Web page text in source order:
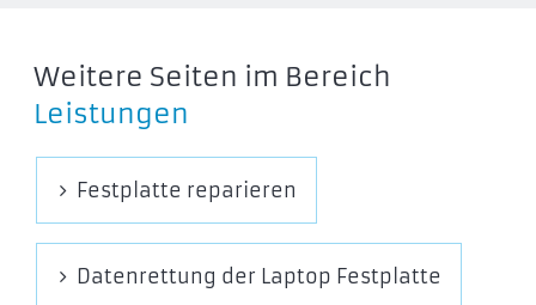
Weitere Seiten im Bereich
Leistungen
Festplatte reparieren
Datenrettung der Laptop Festplatte